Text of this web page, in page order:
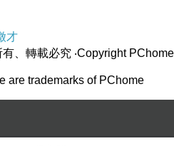
居士與文殊菩薩的對話
為出發點，他人生病，我
痊癒.
法空，心空，病也空，放
眾說法，法起法滅，遠離
才
有、轉載必究 ‧Copyright PChome
are trademarks of PChome